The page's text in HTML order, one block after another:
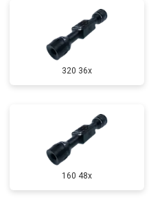
320 36x
160 48x